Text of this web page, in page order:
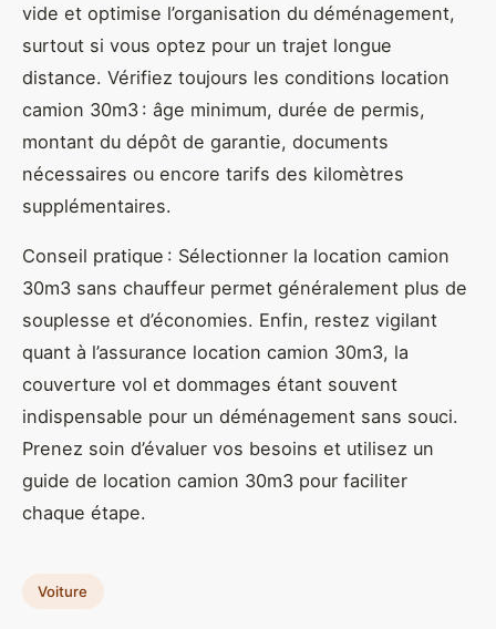
vide et optimise l’organisation du déménagement,
surtout si vous optez pour un trajet longue
distance. Vérifiez toujours les conditions location
camion 30m3 : âge minimum, durée de permis,
montant du dépôt de garantie, documents
nécessaires ou encore tarifs des kilomètres
supplémentaires.
Conseil pratique : Sélectionner la location camion
30m3 sans chauffeur permet généralement plus de
souplesse et d’économies. Enfin, restez vigilant
quant à l’assurance location camion 30m3, la
couverture vol et dommages étant souvent
indispensable pour un déménagement sans souci.
Prenez soin d’évaluer vos besoins et utilisez un
guide de location camion 30m3 pour faciliter
chaque étape.
Voiture